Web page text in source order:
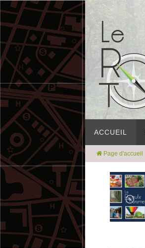
ACCUEIL
Page d'accueil